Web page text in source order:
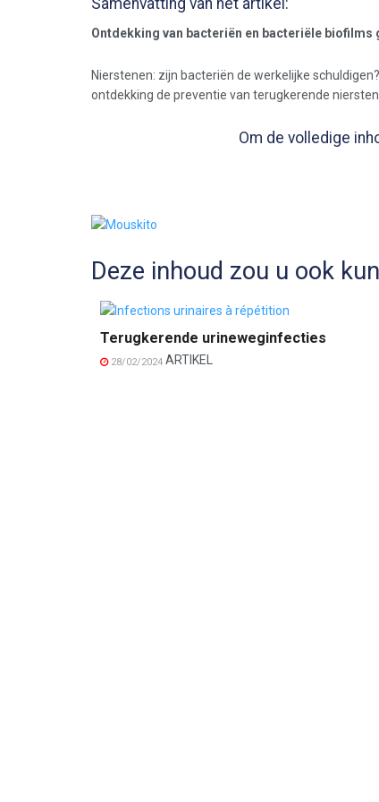
Samenvatting van het artikel:
Ontdekking van bacteriën en bacteriële
Nierstenen: zijn bacteriën de werkelijke
ontdekking de preventie van terugkerende
Om de volledige
Deze inhoud zou u ook
Terugkerende urineweginfecties
28/02/2024 ARTIKEL